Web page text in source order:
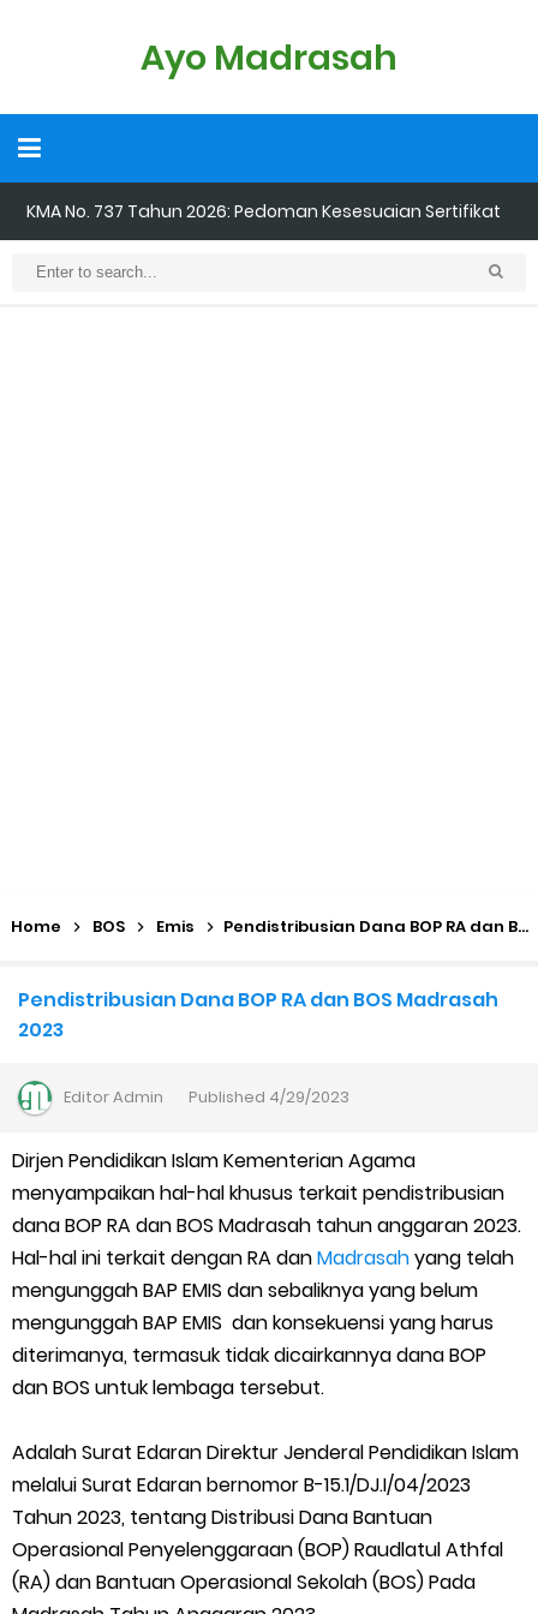
Ayo Madrasah
KMA No. 737 Tahun 2026: Pedoman Kesesuaian Sertifikat
Daftar Penerima PIP MI, MTs, dan MA Tahap I 2026
Kalender Pendidikan Madrasah 2026/2027 | Excel & PDF (Ditjen
Juknis Penerbitan Ijazah Madrasah Tahun 2026
Solusi Agar Valid Rapor & Status Verval di PDUM Tercentang
TKA Susulan jenjang SD/MI dan SMP/MTs
Ajuan Tunjangan Insentif Guru dan Tenaga Kependidikan di
Madrasah
Cara Login EMIS GTK Baru untuk Operator dan PTK
Home BOS Emis Pendistribusian Dana BOP RA dan BOS Madrasah 2023
Pendistribusian Dana BOP RA dan BOS Madrasah
2023
EditorAdmin Published 4/29/2023
Dirjen Pendidikan Islam Kementerian Agama
menyampaikan hal-hal khusus terkait pendistribusian
dana BOP RA dan BOS Madrasah tahun anggaran 2023.
Hal-hal ini terkait dengan RA danMadrasahyang telah
mengunggah BAP EMIS dan sebaliknya yang belum
mengunggah BAP EMIS dan konsekuensi yang harus
diterimanya, termasuk tidak dicairkannya dana BOP
dan BOS untuk lembaga tersebut.
Adalah Surat Edaran Direktur Jenderal Pendidikan Islam
melalui Surat Edaran bernomor B-15.1/DJ.I/04/2023
Tahun 2023, tentang Distribusi Dana Bantuan
Operasional Penyelenggaraan (BOP) Raudlatul Athfal
(RA) dan Bantuan Operasional Sekolah (BOS) Pada